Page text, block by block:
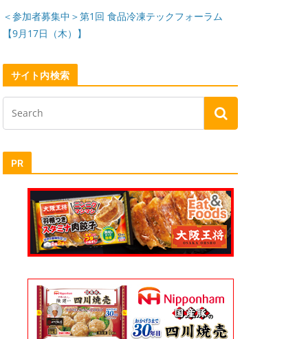
＜参加者募集中＞第1回 食品冷凍テックフォーラム
【9月17日（木）】
サイト内検索
PR